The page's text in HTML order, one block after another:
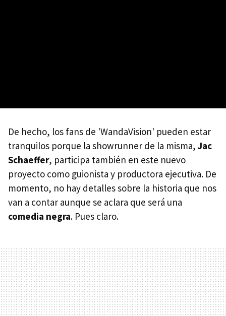
De hecho, los fans de 'WandaVision' pueden estar
tranquilos porque la showrunner de la misma, Jac
Schaeffer, participa también en este nuevo
proyecto como guionista y productora ejecutiva. De
momento, no hay detalles sobre la historia que nos
van a contar aunque se aclara que será una
comedia negra. Pues claro.